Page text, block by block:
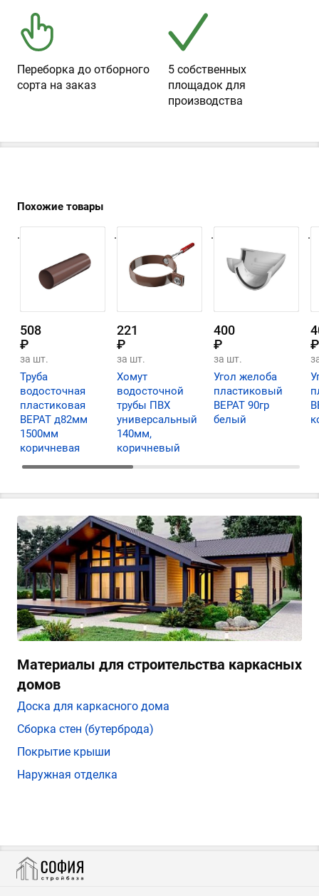
Переборка до отборного
сорта на заказ
5 собственных
площадок для
производства
Похожие товары
.
508
₽
за шт.
Труба
водосточная
пластиковая
ВЕРАТ д82мм
1500мм
коричневая
.
221
₽
за шт.
Хомут
водосточной
трубы ПВХ
универсальный
140мм,
коричневый
.
400
₽
за шт.
Угол желоба
пластиковый
ВЕРАТ 90гр
белый
.
₽
Материалы для строительства каркасных
домов
Доска для каркасного дома
Сборка стен (бутерброда)
Покрытие крыши
Наружная отделка